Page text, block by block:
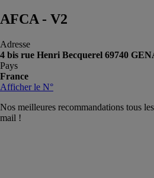
AFCA - V2
Adresse
4 bis rue Henri Becquerel 69740
Pays
France
Afficher le N°
Nos meilleures recommandations tous
mail !